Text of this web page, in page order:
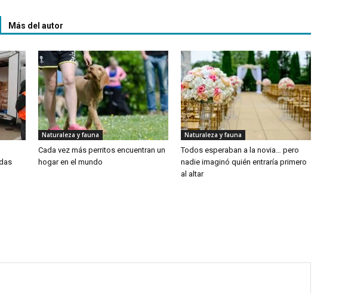
Más del autor
Naturaleza y fauna
Cada vez más perritos encuentran un
hogar en el mundo
Naturaleza y fauna
Todos esperaban a la novia… pero
nadie imaginó quién entraría primero
al altar